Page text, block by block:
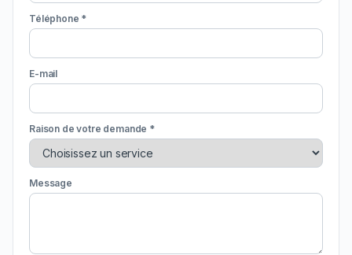
Téléphone *
E-mail
Raison de votre demande *
Message